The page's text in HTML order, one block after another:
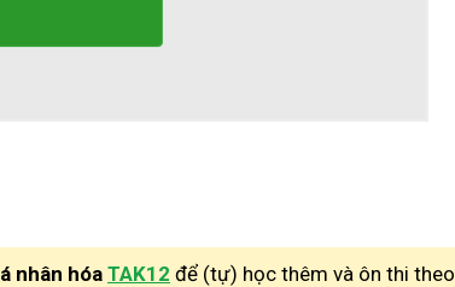
nhân hóa TAK12 để (tự) học thêm và ôn thi theo